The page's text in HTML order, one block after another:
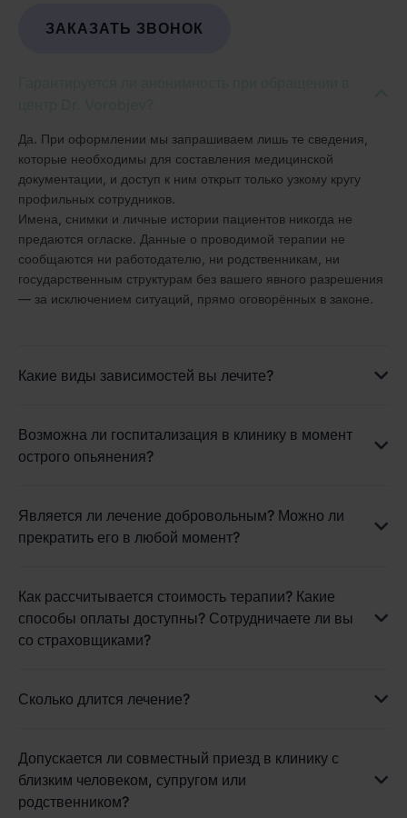
ЗАКАЗАТЬ ЗВОНОК
Да. При оформлении мы запрашиваем лишь те сведения,
которые необходимы для составления медицинской
документации, и доступ к ним открыт только узкому кругу
профильных сотрудников.
Имена, снимки и личные истории пациентов никогда не
предаются огласке. Данные о проводимой терапии не
сообщаются ни работодателю, ни родственникам, ни
государственным структурам без вашего явного разрешения
— за исключением ситуаций, прямо оговорённых в законе.
Какие виды зависимостей вы лечите?
Возможна ли госпитализация в клинику в момент
острого опьянения?
Является ли лечение добровольным? Можно ли
прекратить его в любой момент?
Как рассчитывается стоимость терапии? Какие
способы оплаты доступны? Сотрудничаете ли вы
со страховщиками?
Сколько длится лечение?
Допускается ли совместный приезд в клинику с
близким человеком, супругом или
родственником?